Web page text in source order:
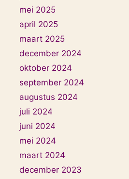
mei 2025
april 2025
maart 2025
december 2024
oktober 2024
september 2024
augustus 2024
juli 2024
juni 2024
mei 2024
maart 2024
december 2023